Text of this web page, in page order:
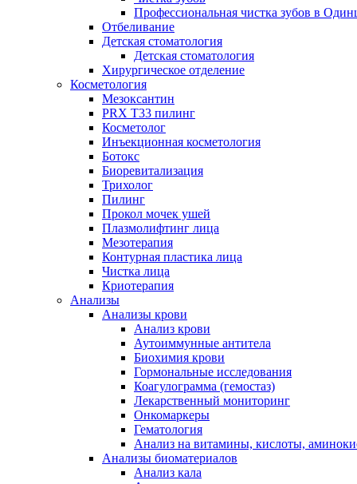
Профессиональная чистка зубов в
Отбеливание
Детская стоматология
Детская стоматология
Хирургическое отделение
Косметология
Мезоксантин
PRX T33 пилинг
Косметолог
Инъекционная косметология
Ботокс
Биоревитализация
Трихолог
Пилинг
Прокол мочек ушей
Плазмолифтинг лица
Мезотерапия
Контурная пластика лица
Чистка лица
Криотерапия
Анализы
Анализы крови
Анализ крови
Аутоиммунные антитела
Биохимия крови
Гормональные исследования
Коагулограмма (гемостаз)
Лекарственный мониторинг
Онкомаркеры
Гематология
Анализ на витамины, кислоты,
Анализы биоматериалов
Анализ кала